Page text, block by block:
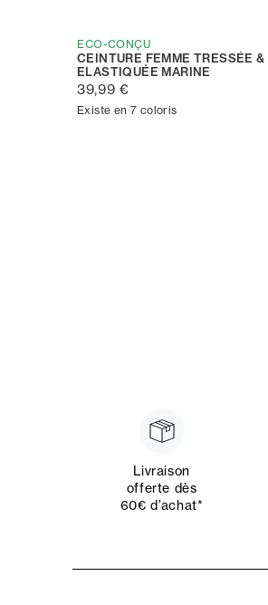
ECO-CONÇU
CEINTURE FEMME TRESSÉE &
ELASTIQUÉE MARINE
39,99 €
Existe en 7 coloris
Livraison
offerte dès
60€ d’achat*